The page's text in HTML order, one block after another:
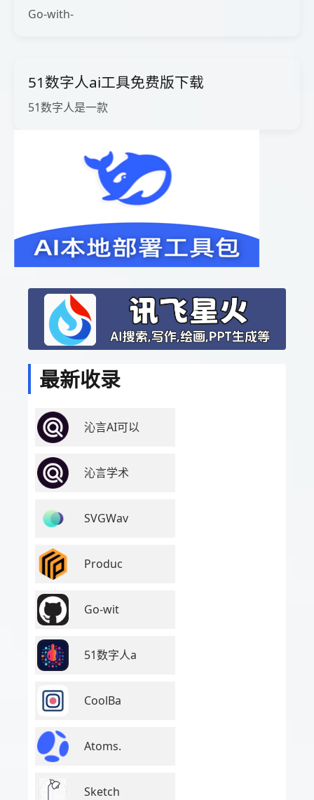
Go-with-
51数字人ai工具免费版下载
51数字人是一款
最新收录
沁言AI可以
沁言学术
SVGWav
Produc
Go-wit
51数字人a
CoolBa
Atoms.
Sketch